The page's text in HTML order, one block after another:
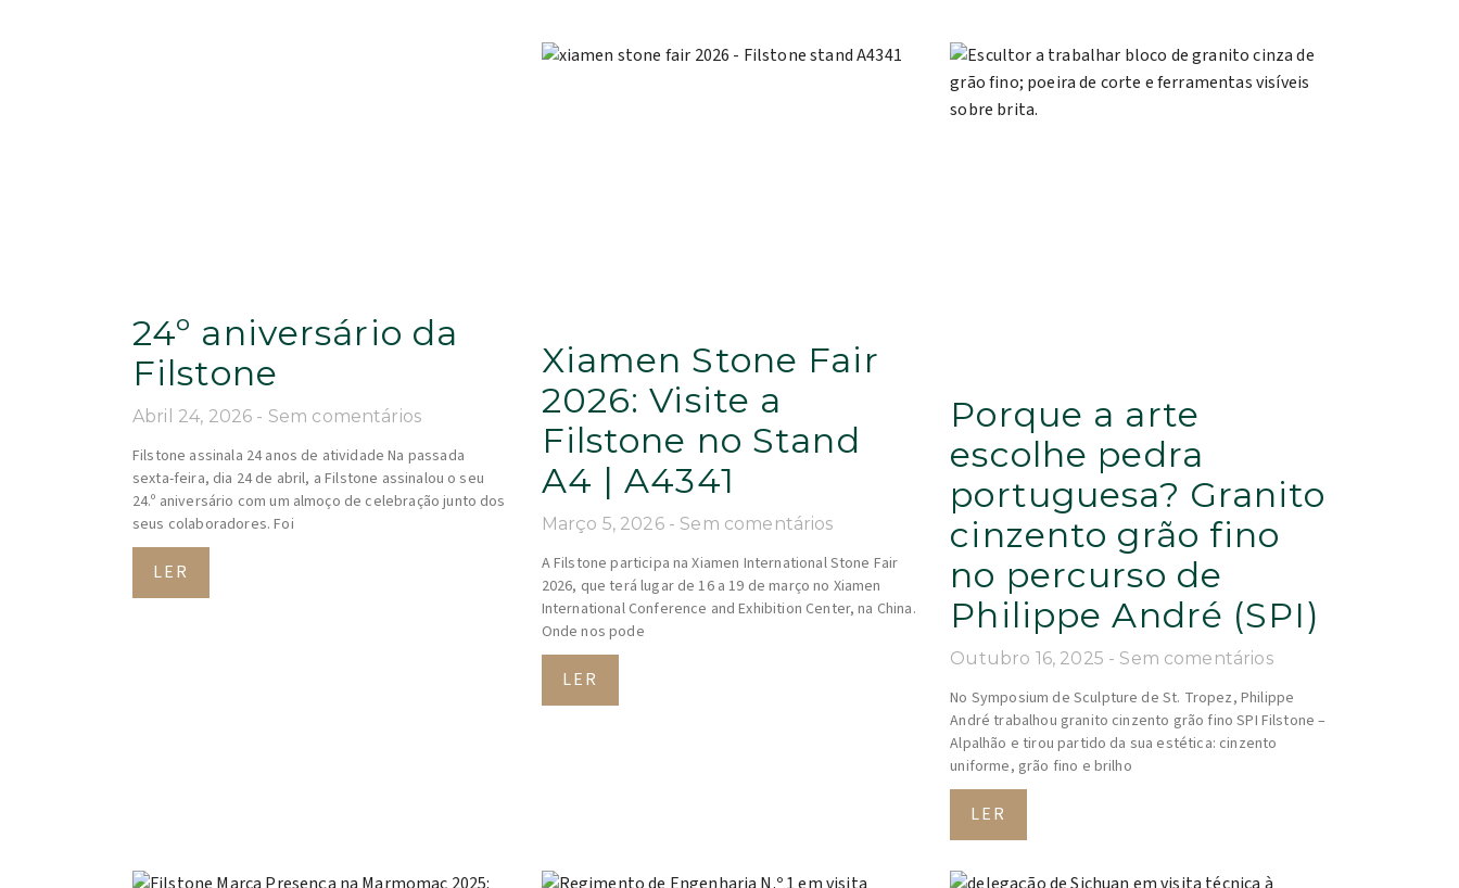
24º aniversário da
Filstone
Abril 24, 2026 Sem comentários
Filstone assinala 24 anos de atividade Na passada
sexta-feira, dia 24 de abril, a Filstone assinalou o seu
24.º aniversário com um almoço de celebração junto dos
seus colaboradores. Foi
LER
Xiamen Stone Fair
2026: Visite a
Filstone no Stand
A4 | A4341
Março 5, 2026 Sem comentários
A Filstone participa na Xiamen International Stone Fair
2026, que terá lugar de 16 a 19 de março no Xiamen
International Conference and Exhibition Center, na China.
Onde nos pode
LER
Porque a arte
escolhe pedra
portuguesa? Granito
cinzento grão fino
no percurso de
Philippe André (SPI)
Outubro 16, 2025 Sem comentários
No Symposium de Sculpture de St. Tropez, Philippe
André trabalhou granito cinzento grão fino SPI Filstone –
Alpalhão e tirou partido da sua estética: cinzento
uniforme, grão fino e brilho
LER